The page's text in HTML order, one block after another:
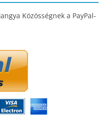
Közösségnek a PayPal-